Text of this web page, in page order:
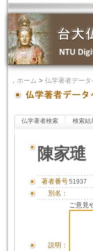
． ホーム > 仏学著者データ
仏学著者検索 検索結
陳家璡
著者番号51937
別名：
説明：
ご意見